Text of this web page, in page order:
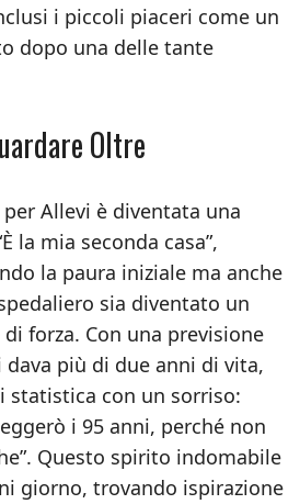
i piccoli piaceri come un
dopo una delle tante
Oltre
Allevi è diventata una
la mia seconda casa”,
la paura iniziale ma anche
sia diventato un
forza. Con una previsione
più di due anni di vita,
statistica con un sorriso:
i 95 anni, perché non
Questo spirito indomabile
giorno, trovando ispirazione